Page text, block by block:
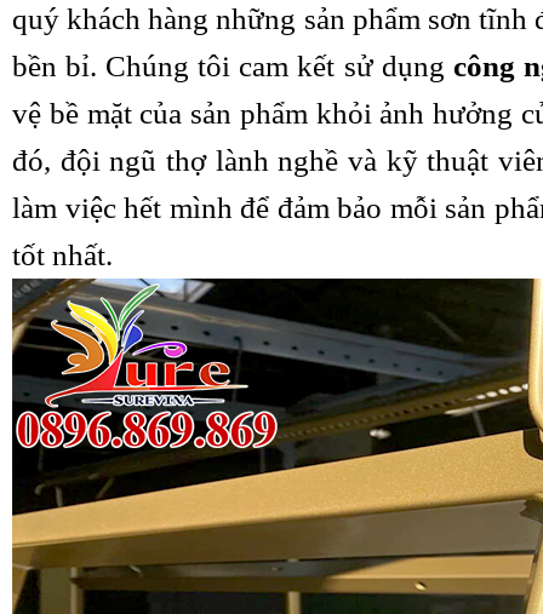
quý khách hàng những sản phẩm sơn
bền bỉ. Chúng tôi cam kết sử dụng công
vệ bề mặt của sản phẩm khỏi ảnh hưởng
đó, đội ngũ thợ lành nghề và kỹ thuật
làm việc hết mình để đảm bảo mỗi sản
tốt nhất.